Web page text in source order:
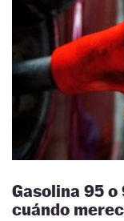
Gasolina 95 o
cuándo